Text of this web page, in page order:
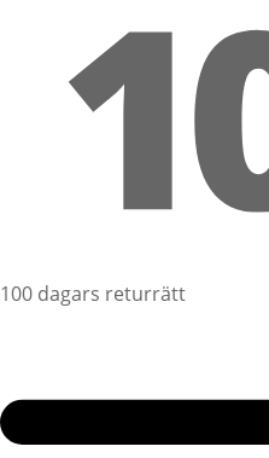
100 dagars returrätt